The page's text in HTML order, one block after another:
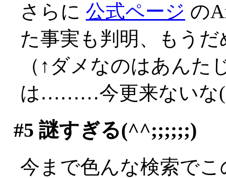
さらに 公式ページ の
た事実も判明、もう
（↑ダメなのはあん
は………今更来ないな
#5 謎すぎる(^^;;;;;;)
今まで色んな検索で